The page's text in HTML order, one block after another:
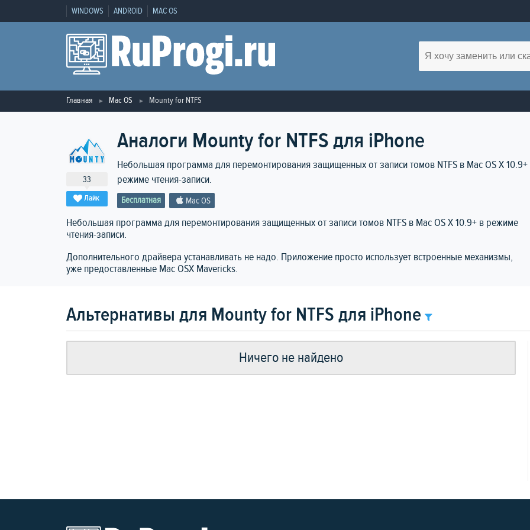
WINDOWS ANDROID MAC OS
Главная Mac OS Mounty for NTFS
33
Лайк
Аналоги Mounty for NTFS для iPhone
Небольшая программа для перемонтирования защищенных от записи томов NTFS в Mac OS X 10.9+
режиме чтения-записи.
Бесплатная Mac OS
Небольшая программа для перемонтирования защищенных от записи томов NTFS в Mac OS X 10.9+ в режиме
чтения-записи.
Дополнительного драйвера устанавливать не надо. Приложение просто использует встроенные механизмы,
уже предоставленные Mac OSX Mavericks.
Альтернативы для Mounty for NTFS для iPhone
Ничего не найдено